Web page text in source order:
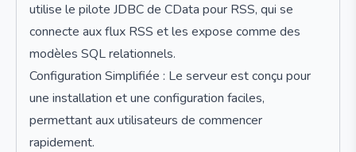
utilise le pilote JDBC de CData pour RSS, qui se
connecte aux flux RSS et les expose comme des
modèles SQL relationnels.
Configuration Simplifiée : Le serveur est conçu pour
une installation et une configuration faciles,
permettant aux utilisateurs de commencer
rapidement.